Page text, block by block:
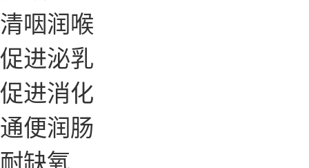
清咽润喉
促进泌乳
促进消化
通便润肠
耐缺氧